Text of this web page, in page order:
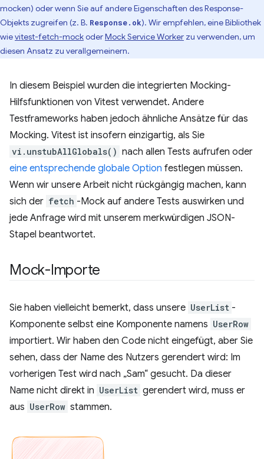
mocken) oder wenn Sie auf andere Eigenschaften des Response-
Objekts zugreifen (z. B. Response.ok). Wir empfehlen, eine Bibliothek
wievitest-fetch-mockoderMock Service Worker zu verwenden, um
diesen Ansatz zu verallgemeinern.
In diesem Beispiel wurden die integrierten Mocking-
Hilfsfunktionen von Vitest verwendet. Andere
Testframeworks haben jedoch ähnliche Ansätze für das
Mocking. Vitest ist insofern einzigartig, als Sie
vi.unstubAllGlobals() nach allen Tests aufrufen oder
eine entsprechende globale Option festlegen müssen.
Wenn wir unsere Arbeit nicht rückgängig machen, kann
sich der fetch -Mock auf andere Tests auswirken und
jede Anfrage wird mit unserem merkwürdigen JSON-
Stapel beantwortet.
Mock-Importe
Sie haben vielleicht bemerkt, dass unsere UserList -
Komponente selbst eine Komponente namens UserRow
importiert. Wir haben den Code nicht eingefügt, aber Sie
sehen, dass der Name des Nutzers gerendert wird: Im
vorherigen Test wird nach „Sam“ gesucht. Da dieser
Name nicht direkt in UserList gerendert wird, muss er
aus UserRow stammen.